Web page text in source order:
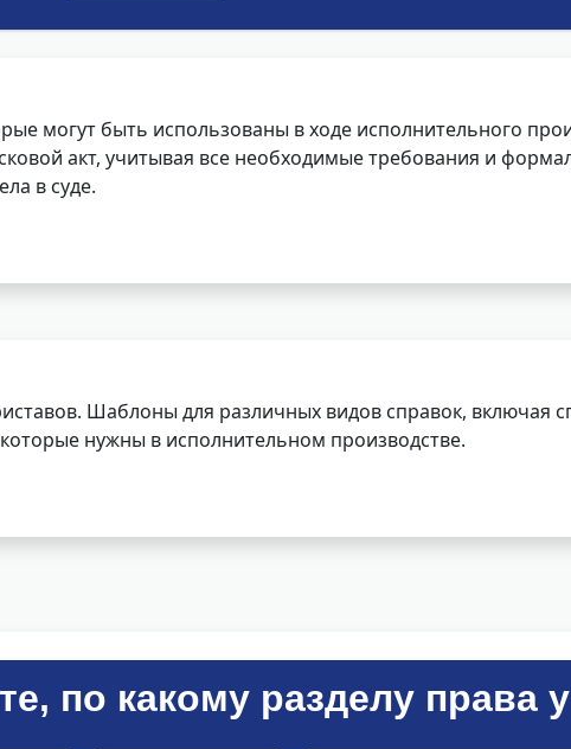
могут быть использованы в ходе исполнительного
акт, учитывая все необходимые требования и
в суде.
Шаблоны для различных видов справок, включая
нужны в исполнительном производстве.